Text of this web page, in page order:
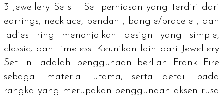
3 Jewellery Sets – Set perhiasan yang terdiri dari
earrings, necklace, pendant, bangle/bracelet, dan
ladies ring menonjolkan design yang simple,
classic, dan timeless. Keunikan lain dari Jewellery
Set ini adalah penggunaan berlian Frank Fire
sebagai material utama, serta detail pada
rangka yang merupakan penggunaan aksen rusa